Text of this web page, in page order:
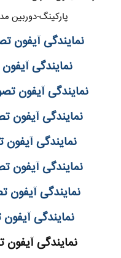
پارکینگ-دوربین
نمایندگی آیفون
نمایندگی
نمایندگی آیفون
نمایندگی آیفون
نمایندگی آیفون
نمایندگی آیفون
نمایندگی آیفون
نمایندگی
نمایندگی آیفون